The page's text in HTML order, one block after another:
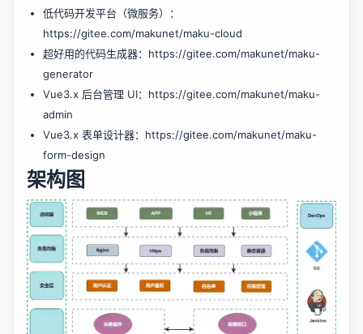
低代码开发平台（微服务）：
https://gitee.com/makunet/maku-cloud
超好用的代码生成器： https://gitee.com/makunet/maku-
generator
Vue3.x 后台管理 UI： https://gitee.com/makunet/maku-
admin
Vue3.x 表单设计器： https://gitee.com/makunet/maku-
form-design
架构图